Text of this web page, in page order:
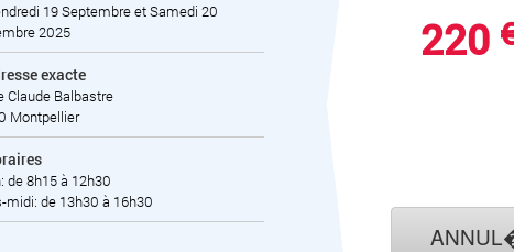
19 Septembre et Samedi 20
2025
exacte
Claude Balbastre
Montpellier
de 8h15 à 12h30
midi: de 13h30 à 16h30
220